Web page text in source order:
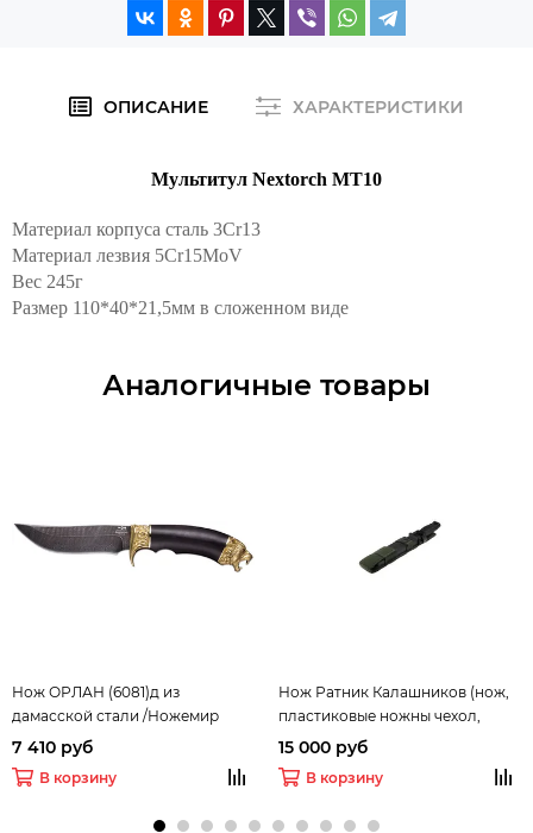
ОПИСАНИЕ ХАРАКТЕРИСТИКИ
Мультитул Nextorch MT10
Материал корпуса сталь 3Cr13
Материал лезвия 5Cr15MoV
Вес 245г
Размер 110*40*21,5мм в сложенном виде
Аналогичные товары
Нож ОРЛАН (6081)д из
дамасской стали /Ножемир
7 410 руб
В корзину
Нож Ратник Калашников (нож,
пластиковые ножны чехол,
ремень, защелка, темляк)
15 000 руб
В корзину